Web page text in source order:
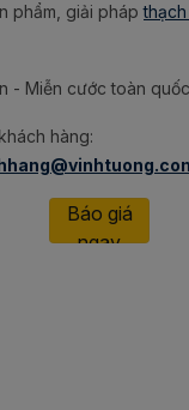
phẩm, giải pháp
- Miễn cước toàn
hàng:
Báo giá
ngay